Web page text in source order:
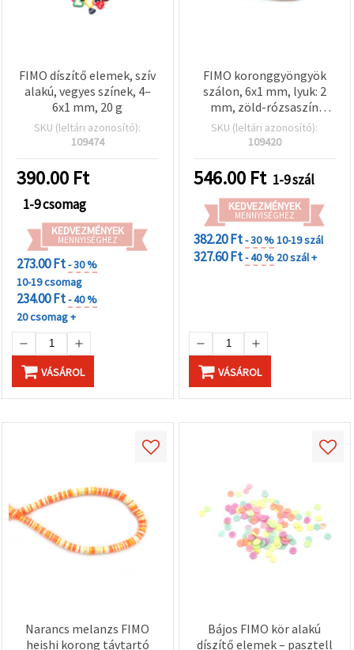
FIMO díszítő elemek, szív
alakú, vegyes színek, 4–
6x1 mm, 20 g
SKU (leltári azonosító):
109474
390.00 Ft
1-9 csomag
KEDVEZMÉNYEK
MENNYISÉGHEZ
273.00 Ft- 30 %
10-19 csomag
234.00 Ft- 40 %
20 csomag +
VÁSÁROL
FIMO koronggyöngyök
szálon, 6x1 mm, lyuk: 2
mm, zöld-rózsaszín
kevert árnyalatok
aranyszínű pigmenttel,
SKU (leltári azonosító):
109420
546.00 Ft 1-9 szál
KEDVEZMÉNYEK
MENNYISÉGHEZ
382.20 Ft- 30 %10-19 szál
327.60 Ft- 40 % 20 szál +
VÁSÁROL
Narancs melanzs FIMO
heishi korong távtartó
Bájos FIMO kör alakú
díszítő elemek – pasztell